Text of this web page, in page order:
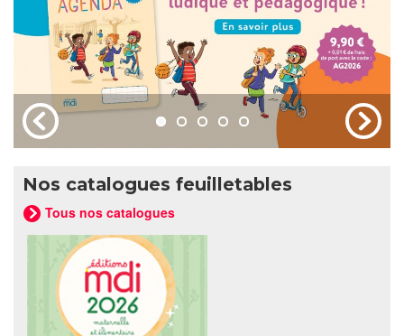
Nos catalogues feuilletables
Tous nos catalogues